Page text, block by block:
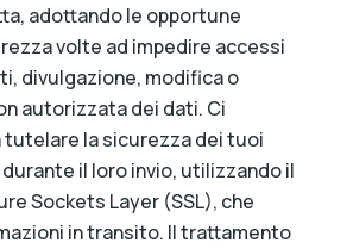
adottando le opportune
volte ad impedire accessi
divulgazione, modifica o
autorizzata dei dati. Ci
tutelare la sicurezza dei tuoi
il loro invio, utilizzando il
Sockets Layer (SSL), che
in transito. Il trattamento